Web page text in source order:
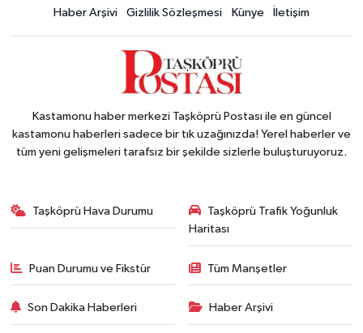
Haber Arşivi Gizlilik Sözleşmesi Künye İletişim
Kastamonu haber merkezi Taşköprü Postası ile en güncel
kastamonu haberleri sadece bir tık uzağınızda! Yerel haberler ve
tüm yeni gelişmeleri tarafsız bir şekilde sizlerle buluşturuyoruz.
Taşköprü Hava Durumu
Taşköprü Trafik Yoğunluk
Haritası
Puan Durumu ve Fikstür Tüm Manşetler
Son Dakika Haberleri Haber Arşivi